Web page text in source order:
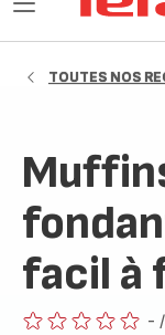
Ouvrir
TOUTES NOS
facil à
-